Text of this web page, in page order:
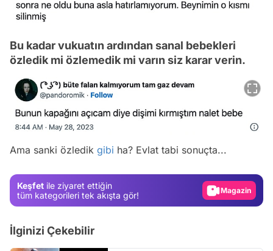
Bu kadar vukuatın ardından sanal bebekleri
özledik mi özlemedik mi varın siz karar verin.
Ama sanki özledik gibi ha? Evlat tabi sonuçta...
Keşfet ile ziyaret ettiğin
tüm kategorileri tek akışta gör!
Video
Magazin
Video
İlginizi Çekebilir